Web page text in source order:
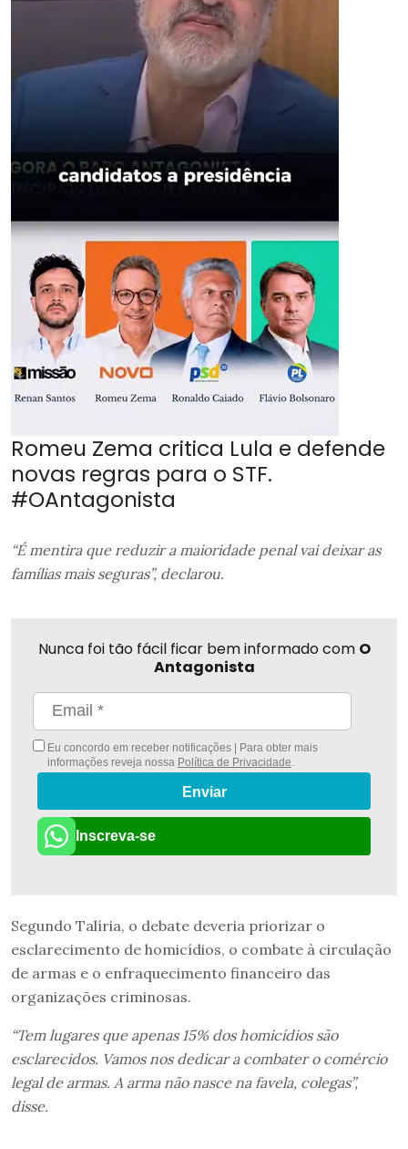
Romeu Zema critica Lula e defende
novas regras para o STF.
#OAntagonista
“É mentira que reduzir a maioridade penal vai deixar as
famílias mais seguras”, declarou.
Nunca foi tão fácil ficar bem informado com O
Antagonista
Eu concordo em receber notificações | Para obter mais
informações reveja nossa Política de Privacidade.
Enviar
Inscreva-se
Segundo Talíria, o debate deveria priorizar o
esclarecimento de homicídios, o combate à circulação
de armas e o enfraquecimento financeiro das
organizações criminosas.
“Tem lugares que apenas 15% dos homicídios são
esclarecidos. Vamos nos dedicar a combater o comércio
legal de armas. A arma não nasce na favela, colegas”,
disse.